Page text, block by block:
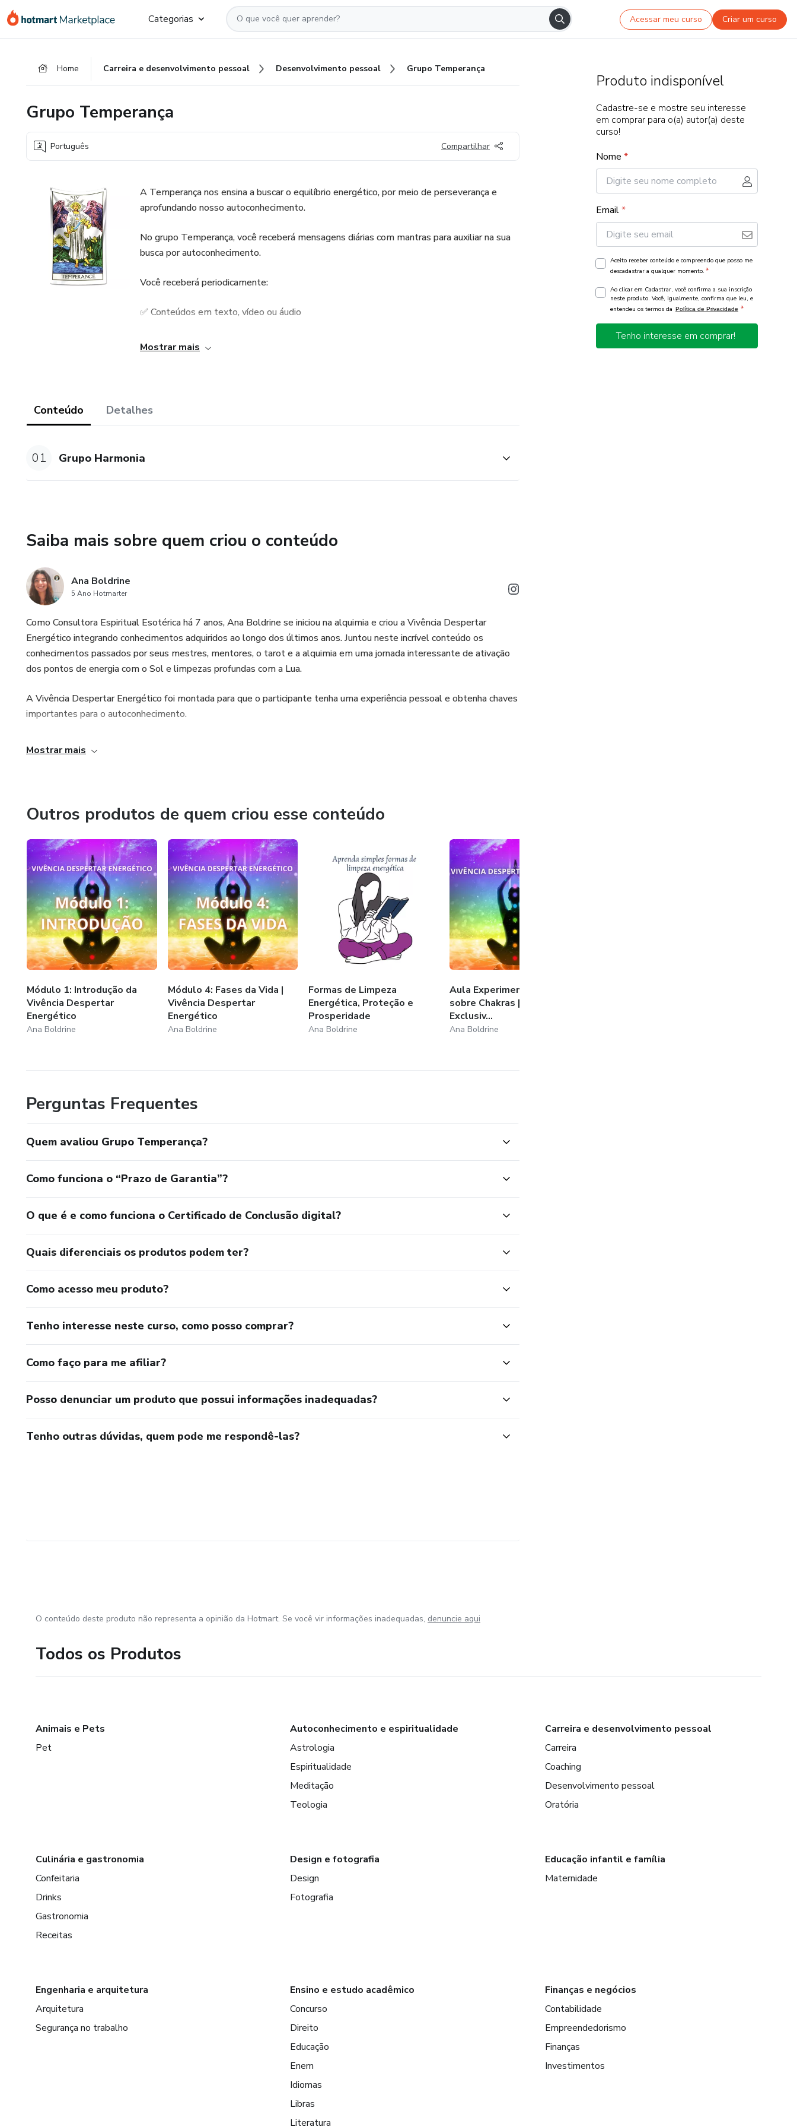
para
para
para
Categorias Acessar meu curso Criar um curso
Home Carreira e desenvolvimento pessoal Desenvolvimento pessoal Grupo Temperança
Grupo Temperança
Português Compartilhar
A Temperança nos ensina a buscar o equilíbrio energético, por meio de perseverança e
aprofundando nosso autoconhecimento.
No grupo Temperança, você receberá mensagens diárias com mantras para auxiliar na sua
busca por autoconhecimento.
Você receberá periodicamente:
✅ Conteúdos em texto, vídeo ou áudio
✅ Valores promocionais
descontos em outros serviços de sua preferência.
Mostrar mais
Conteúdo Detalhes
01 Grupo Harmonia
Saiba mais sobre quem criou o conteúdo
Ana Boldrine
5 Ano Hotmarter
Como Consultora Espiritual Esotérica há 7 anos, Ana Boldrine se iniciou na alquimia e criou a Vivência Despertar
Energético integrando conhecimentos adquiridos ao longo dos últimos anos. Juntou neste incrível conteúdo os
conhecimentos passados por seus mestres, mentores, o tarot e a alquimia em uma jornada interessante de ativação
dos pontos de energia com o Sol e limpezas profundas com a Lua.
A Vivência Despertar Energético foi montada para que o participante tenha uma experiência pessoal e obtenha chaves
importantes para o autoconhecimento.
Mostrar mais
Outros produtos de quem criou esse conteúdo
Módulo 1: Introdução da
Vivência Despertar
Energético
Ana Boldrine
Módulo 4: Fases da Vida |
Vivência Despertar
Energético
Ana Boldrine
Formas de Limpeza
Energética, Proteção e
Prosperidade
Ana Boldrine
Aula Experimental: aprenda
sobre Chakras | Conteúdo
Exclusiv...
Ana Boldrine
Perguntas Frequentes
Quem avaliou Grupo Temperança?
Como funciona o “Prazo de Garantia”?
O que é e como funciona o Certificado de Conclusão digital?
Quais diferenciais os produtos podem ter?
Como acesso meu produto?
Tenho interesse neste curso, como posso comprar?
Como faço para me afiliar?
Posso denunciar um produto que possui informações inadequadas?
Tenho outras dúvidas, quem pode me respondê-las?
Produto indisponível
Cadastre-se e mostre seu interesse
em comprar para o(a) autor(a) deste
curso!
Nome *
Email*
Aceito receber conteúdo e compreendo que posso me
descadastrar a qualquer momento. *
Ao clicar em Cadastrar, você confirma a sua inscrição
neste produto. Você, igualmente, confirma que leu, e
entendeu os termos da Política de Privacidade *
Tenho interesse em comprar!
O conteúdo deste produto não representa a opinião da Hotmart. Se você vir informações inadequadas, denuncie aqui
Todos os Produtos
Animais e Pets
Pet
Autoconhecimento e espiritualidade
Astrologia
Espiritualidade
Meditação
Teologia
Carreira e desenvolvimento pessoal
Carreira
Coaching
Desenvolvimento pessoal
Oratória
Culinária e gastronomia
Confeitaria
Drinks
Gastronomia
Receitas
Design e fotografia
Design
Fotografia
Educação infantil e família
Maternidade
Engenharia e arquitetura
Arquitetura
Segurança no trabalho
Ensino e estudo acadêmico
Concurso
Direito
Educação
Enem
Idiomas
Libras
Literatura
Finanças e negócios
Contabilidade
Empreendedorismo
Finanças
Investimentos